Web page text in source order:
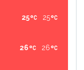
25
25
26
26